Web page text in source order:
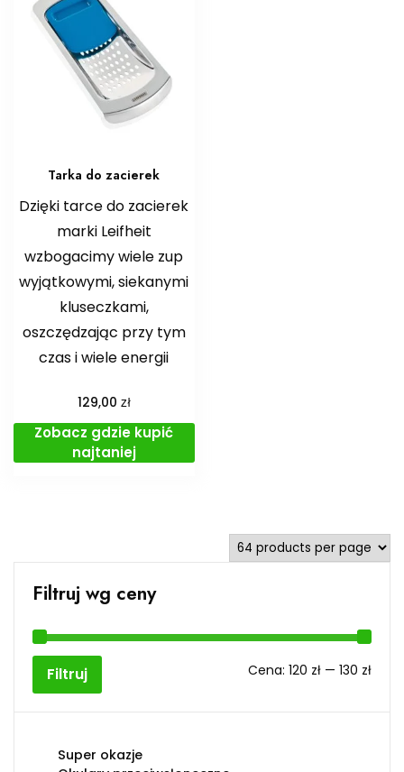
Tarka do zacierek
Dzięki tarce do zacierek
marki Leifheit
wzbogacimy wiele zup
wyjątkowymi, siekanymi
kluseczkami,
oszczędzając przy tym
czas i wiele energii
129,00 zł
Zobacz gdzie kupić
najtaniej
Filtruj wg ceny
Cena
Cena
Filtruj Cena: 120 zł — 130 zł
Super okazje